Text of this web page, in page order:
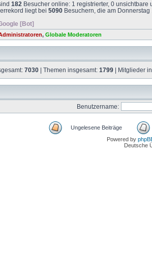
182 Besucher online: 1 registrierter, 0
liegt bei 5090 Besuchern, die am
[Bot]
, Globale Moderatoren
7030 | Themen insgesamt: 1799 | Mitglieder
Benutzername:
Ungelesene Beiträge
Powered by
Deutsche